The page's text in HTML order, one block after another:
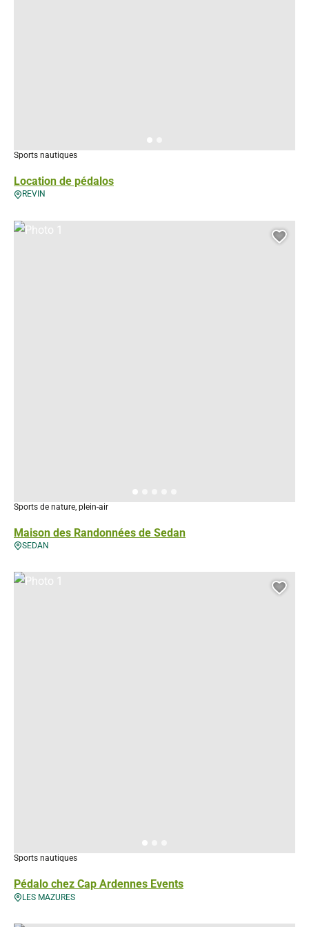
Location de pédalos
Sports nautiques
REVIN
Maison des Randonnées de Sedan
Sports de nature, plein-air
SEDAN
Photo 1, © Droits gérés – Maison des Randonnées de Sedan
Pédalo chez Cap Ardennes Events
Sports nautiques
LES MAZURES
Photo 1, © Droits gérés